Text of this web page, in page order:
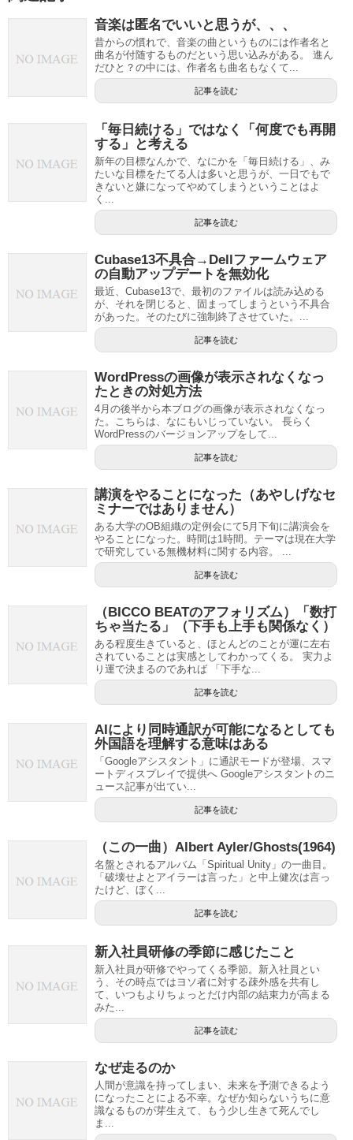
音楽は匿名でいいと思うが、、、
昔からの慣れで、音楽の曲というものには作者名と
曲名が付随するものだという思い込みがある。 進ん
だひと？の中には、作者名も曲名もなくて...
記事を読む
「毎日続ける」ではなく「何度でも再開
する」と考える
新年の目標なんかで、なにかを「毎日続ける」、み
たいな目標をたてる人は多いと思うが、一日でもで
きないと嫌になってやめてしまうということはよ
く...
記事を読む
Cubase13不具合→Dellファームウェア
の自動アップデートを無効化
最近、Cubase13で、最初のファイルは読み込める
が、それを閉じると、固まってしまうという不具合
があった。そのたびに強制終了させていた。...
記事を読む
WordPressの画像が表示されなくなっ
たときの対処方法
4月の後半から本ブログの画像が表示されなくなっ
た。こちらは、なにもいじっていない。 長らく
WordPressのバージョンアップをして...
記事を読む
講演をやることになった（あやしげなセ
ミナーではありません）
ある大学のOB組織の定例会にて5月下旬に講演会を
やることになった。時間は1時間。テーマは現在大学
で研究している無機材料に関する内容。 ...
記事を読む
（BICCO BEATのアフォリズム）「数打
ちゃ当たる」（下手も上手も関係なく）
ある程度生きていると、ほとんどのことが運に左右
されていることは実感としてわかってくる。 実力よ
り運で決まるのであれば 「下手な...
記事を読む
AIにより同時通訳が可能になるとしても
外国語を理解する意味はある
「Googleアシスタント」に通訳モードが登場、スマ
ートディスプレイで提供へ Googleアシスタントのニ
ュース記事が出てい...
記事を読む
（この一曲）Albert Ayler/Ghosts(1964)
名盤とされるアルバム「Spiritual Unity」の一曲目。
「破壊せよとアイラーは言った」と中上健次は言っ
たけど、ぼく...
記事を読む
新入社員研修の季節に感じたこと
新入社員が研修でやってくる季節。新入社員とい
う、その時点ではヨソ者に対する疎外感を共有し
て、いつもよりちょっとだけ内部の結束力が高まる
みた...
記事を読む
なぜ走るのか
人間が意識を持ってしまい、未来を予測できるよう
になったことによる不幸。なぜか知らないうちに意
識なるものが芽生えて、もう少し生きて死んでし
ま...